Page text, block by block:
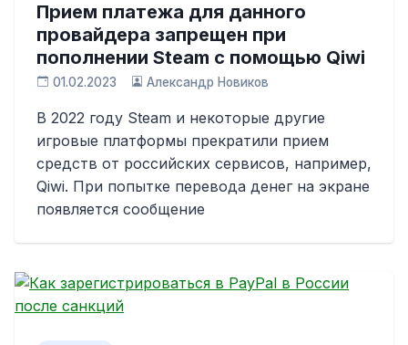
Прием платежа для данного
провайдера запрещен при
пополнении Steam с помощью Qiwi
01.02.2023 Александр Новиков
В 2022 году Steam и некоторые другие
игровые платформы прекратили прием
средств от российских сервисов, например,
Qiwi. При попытке перевода денег на экране
появляется сообщение